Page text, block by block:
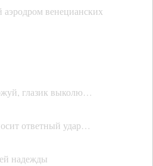
аэродром венецианских
глазик выколю…
ответный удар…
надежды